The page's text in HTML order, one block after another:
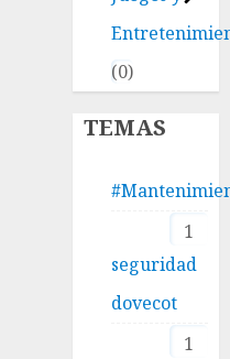
0
TEMAS
1
seguridad
dovecot
1